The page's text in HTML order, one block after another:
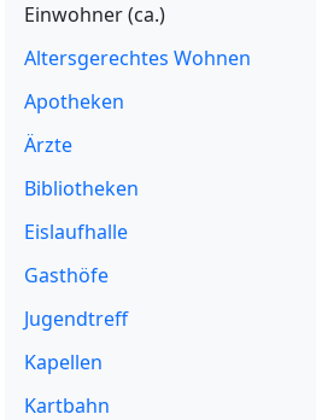
Einwohner (ca.)
Altersgerechtes Wohnen
Apotheken
Ärzte
Bibliotheken
Eislaufhalle
Gasthöfe
Jugendtreff
Kapellen
Kartbahn